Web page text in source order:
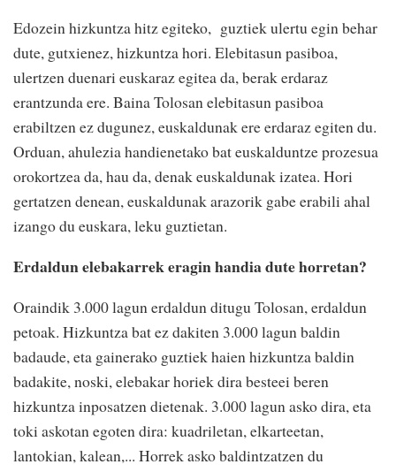
Edozein hizkuntza hitz egiteko, guztiek ulertu egin behar
dute, gutxienez, hizkuntza hori. Elebitasun pasiboa,
ulertzen duenari euskaraz egitea da, berak erdaraz
erantzunda ere. Baina Tolosan elebitasun pasiboa
erabiltzen ez dugunez, euskaldunak ere erdaraz egiten du.
Orduan, ahulezia handienetako bat euskalduntze prozesua
orokortzea da, hau da, denak euskaldunak izatea. Hori
gertatzen denean, euskaldunak arazorik gabe erabili ahal
izango du euskara, leku guztietan.
Erdaldun elebakarrek eragin handia dute horretan?
Oraindik 3.000 lagun erdaldun ditugu Tolosan, erdaldun
petoak. Hizkuntza bat ez dakiten 3.000 lagun baldin
badaude, eta gainerako guztiek haien hizkuntza baldin
badakite, noski, elebakar horiek dira besteei beren
hizkuntza inposatzen dietenak. 3.000 lagun asko dira, eta
toki askotan egoten dira: kuadriletan, elkarteetan,
lantokian, kalean,... Horrek asko baldintzatzen du